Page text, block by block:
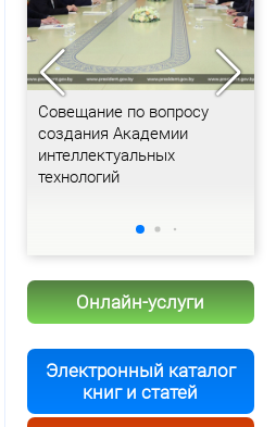
Совещание по вопросу
создания Академии
интеллектуальных
технологий
Онлайн-услуги
Электронный каталог
книг и статей